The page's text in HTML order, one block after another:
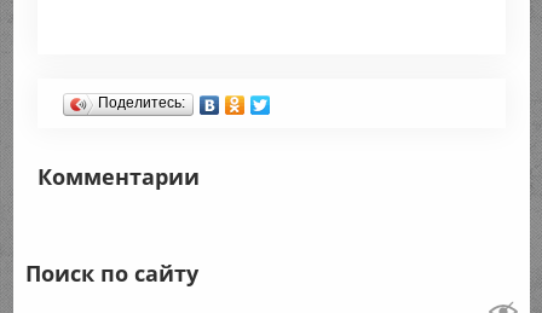
Поделитесь:
Комментарии
Поиск по сайту